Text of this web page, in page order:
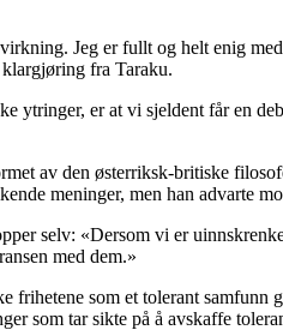
Jeg er fullt og helt enig
fra Taraku.
ytringer, er at vi sjeldent får en
av den østerriksk-britiske
meninger, men han advarte
selv: «Dersom vi er
med dem.»
frihetene som et tolerant
som tar sikte på å avskaffe